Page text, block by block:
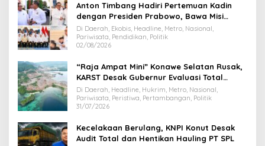
Anton Timbang Hadiri Pertemuan Kadin
dengan Presiden Prabowo, Bawa Misi
Majukan Ekonomi Sultra
Di Daerah, Ekobis, Headline, Metro, Nasional,
Pariwisata, Pendidikan, Politik
02/08/2026
“Raja Ampat Mini” Konawe Selatan Rusak,
KARST Desak Gubernur Evaluasi Total
Dispar Sultra
Di Daerah, Headline, Hukrim, Metro, Nasional,
Pariwisata, Peristiwa, Pertambangan, Politik
31/07/2026
Kecelakaan Berulang, KNPI Konut Desak
Audit Total dan Hentikan Hauling PT SPL